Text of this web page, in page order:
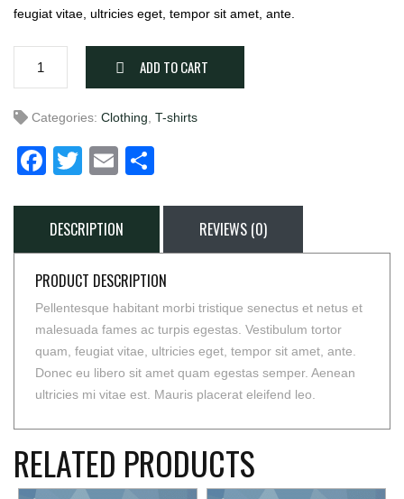
feugiat vitae, ultricies eget, tempor sit amet, ante.
Span
ADD TO CART
Categories: Clothing T-shirts
Facebook
TwitterEmail
DESCRIPTION REVIEWS (0)
PRODUCT DESCRIPTION
Pellentesque habitant morbi tristique senectus et netus et
malesuada fames ac turpis egestas. Vestibulum tortor
quam, feugiat vitae, ultricies eget, tempor sit amet, ante.
Donec eu libero sit amet quam egestas semper. Aenean
ultricies mi vitae est. Mauris placerat eleifend leo.
RELATED PRODUCTS